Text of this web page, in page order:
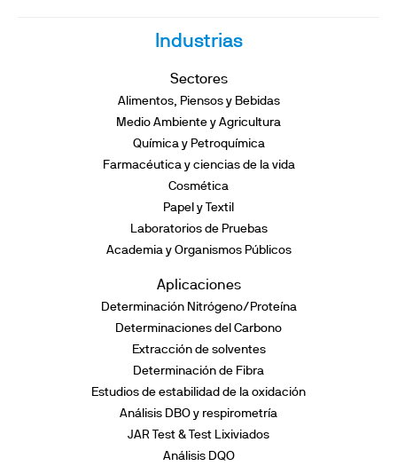
Industrias
Sectores
Alimentos, Piensos y Bebidas
Medio Ambiente y Agricultura
Química y Petroquímica
Farmacéutica y ciencias de la vida
Cosmética
Papel y Textil
Laboratorios de Pruebas
Academia y Organismos Públicos
Aplicaciones
Determinación Nitrógeno/Proteína
Determinaciones del Carbono
Extracción de solventes
Determinación de Fibra
Estudios de estabilidad de la oxidación
Análisis DBO y respirometría
JAR Test & Test Lixiviados
Análisis DQO